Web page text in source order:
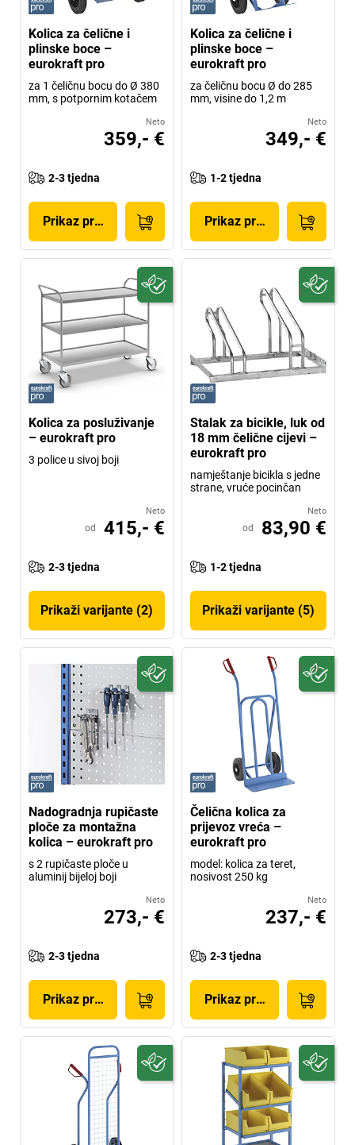
Kolica za čelične i
plinske boce –
eurokraft pro
za 1 čeličnu bocu do Ø 380
mm, s potpornim kotačem
Neto
359,- €
2-3 tjedna
Prikaz proizvoda
Kolica za čelične i
plinske boce –
eurokraft pro
za čeličnu bocu Ø do 285
mm, visine do 1,2 m
Neto
349,- €
1-2 tjedna
Prikaz proizvoda
Kolica za posluživanje
– eurokraft pro
3 police u sivoj boji
Neto
od 415,- €
2-3 tjedna
Prikaži varijante (2)
Stalak za bicikle, luk od
18 mm čelične cijevi –
eurokraft pro
namještanje bicikla s jedne
strane, vruće pocinčan
Neto
od 83,90 €
1-2 tjedna
Prikaži varijante (5)
Nadogradnja rupičaste
ploče za montažna
kolica – eurokraft pro
s 2 rupičaste ploče u
aluminij bijeloj boji
Neto
273,- €
2-3 tjedna
Prikaz proizvoda
Čelična kolica za
prijevoz vreća –
eurokraft pro
model: kolica za teret,
nosivost 250 kg
Neto
237,- €
2-3 tjedna
Prikaz proizvoda